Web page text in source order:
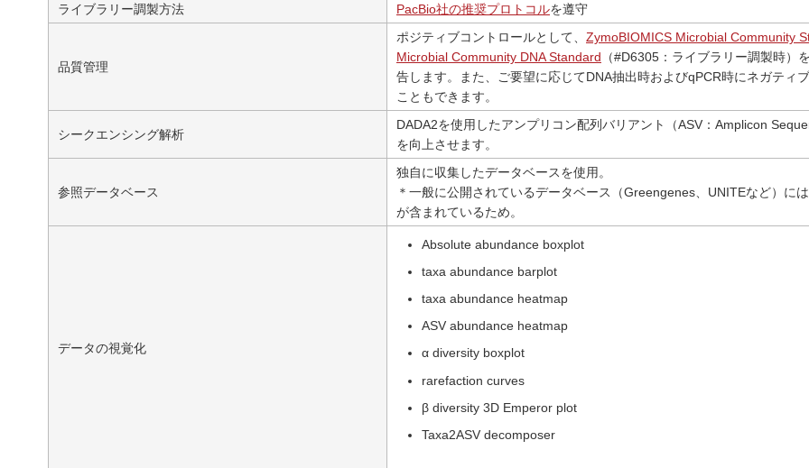
ライブラリー調製方法
PacBio社の推奨プロトコルを遵守
品質管理
ポジティブコントロールとして、 ZymoBIOMICS Microbial Community
Microbial Community DNA Standard （#D6305：ライブラリー調製時）
告します。また、ご要望に応じてDNA抽出時およびqPCR時にネガティ
こともできます。
シークエンシング解析
DADA2を使用したアンプリコン配列バリアント（ASV：Amplicon
を向上させます。
参照データベース
独自に収集したデータベースを使用。
＊一般に公開されているデータベース（Greengenes、UNITEなど）に
が含まれているため。
データの視覚化
Absolute abundance boxplot
taxa abundance barplot
taxa abundance heatmap
ASV abundance heatmap
α diversity boxplot
rarefaction curves
β diversity 3D Emperor plot
Taxa2ASV decomposer